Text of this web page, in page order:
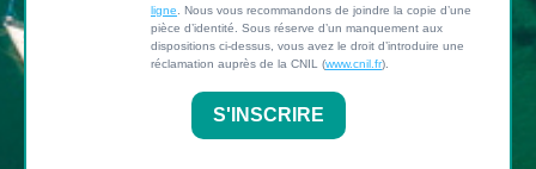
ligne . Nous vous recommandons de joindre la copie d’une
pièce d’identité. Sous réserve d’un manquement aux
dispositions ci-dessus, vous avez le droit d’introduire une
réclamation auprès de la CNIL (www.cnil.fr).
S'INSCRIRE